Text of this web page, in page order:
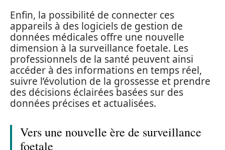
Enfin, la possibilité de connecter ces
appareils à des logiciels de gestion de
données médicales offre une nouvelle
dimension à la surveillance foetale. Les
professionnels de la santé peuvent ainsi
accéder à des informations en temps réel,
suivre l’évolution de la grossesse et prendre
des décisions éclairées basées sur des
données précises et actualisées.
Vers une nouvelle ère de surveillance
foetale